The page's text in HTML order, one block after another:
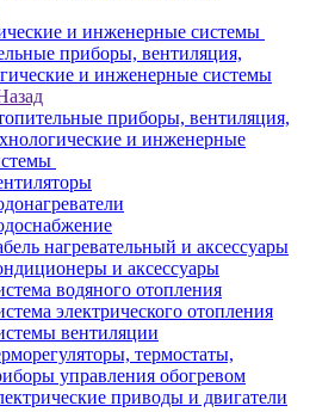
и инженерные системы
приборы, вентиляция,
и инженерные системы
приборы, вентиляция,
и инженерные
нагревательный и аксессуары
и аксессуары
водяного отопления
электрического отопления
вентиляции
термостаты,
управления обогревом
приводы и двигатели